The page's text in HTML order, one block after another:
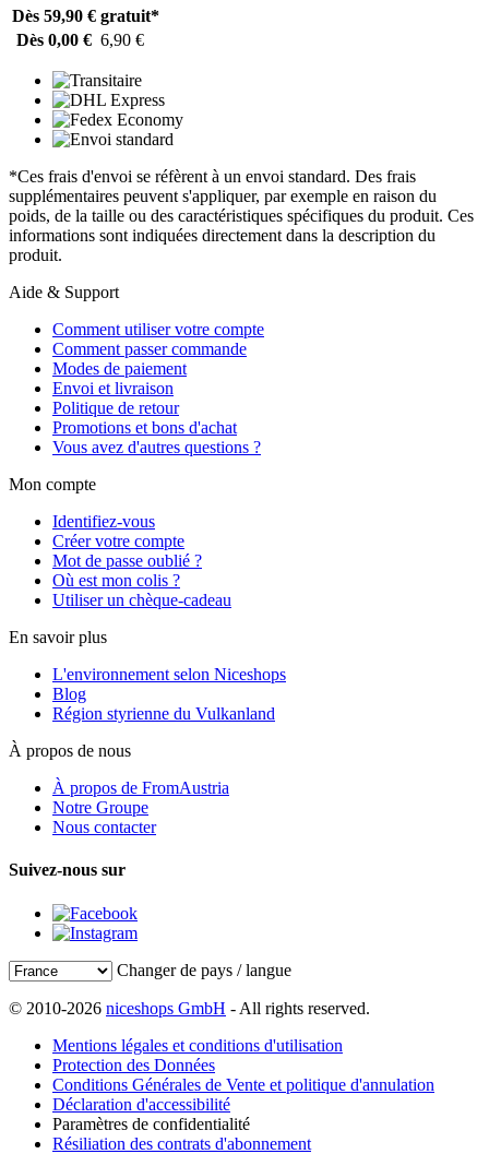
Dès 59,90 € gratuit*
Dès 0,00 € 6,90 €
*Ces frais d'envoi se réfèrent à un envoi standard. Des frais
supplémentaires peuvent s'appliquer, par exemple en raison du
poids, de la taille ou des caractéristiques spécifiques du produit. Ces
informations sont indiquées directement dans la description du
produit.
Aide & Support
Comment utiliser votre compte
Comment passer commande
Modes de paiement
Envoi et livraison
Politique de retour
Promotions et bons d'achat
Vous avez d'autres questions ?
Mon compte
Identifiez-vous
Créer votre compte
Mot de passe oublié ?
Où est mon colis ?
Utiliser un chèque-cadeau
En savoir plus
L'environnement selon Niceshops
Blog
Région styrienne du Vulkanland
À propos de nous
À propos de FromAustria
Notre Groupe
Nous contacter
Suivez-nous sur
Changer de pays / langue
© 2010-2026 niceshops GmbH - All rights reserved.
Mentions légales et conditions d'utilisation
Protection des Données
Conditions Générales de Vente et politique d'annulation
Déclaration d'accessibilité
Paramètres de confidentialité
Résiliation des contrats d'abonnement